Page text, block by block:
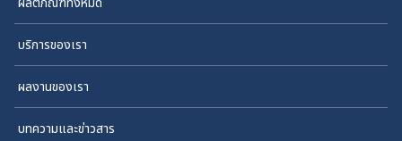
ผลิตภัณฑ์ทั้งหมด
บริการของเรา
ผลงานของเรา
บทความและข่าวสาร